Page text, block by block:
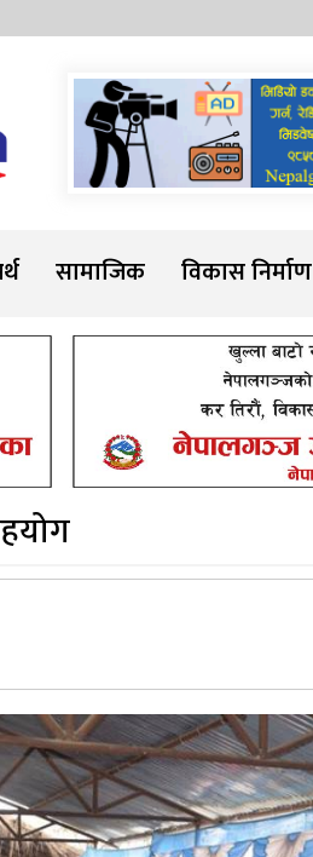
Sadarline
सामाजिक विकास निर्माण